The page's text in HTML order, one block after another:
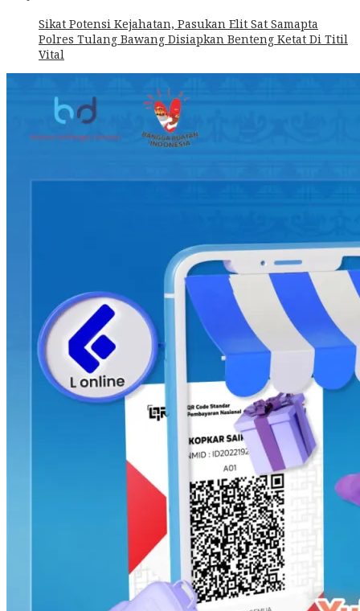
Sikat Potensi Kejahatan, Pasukan Elit Sat Samapta
Polres Tulang Bawang Disiapkan Benteng Ketat Di Titil
Vital